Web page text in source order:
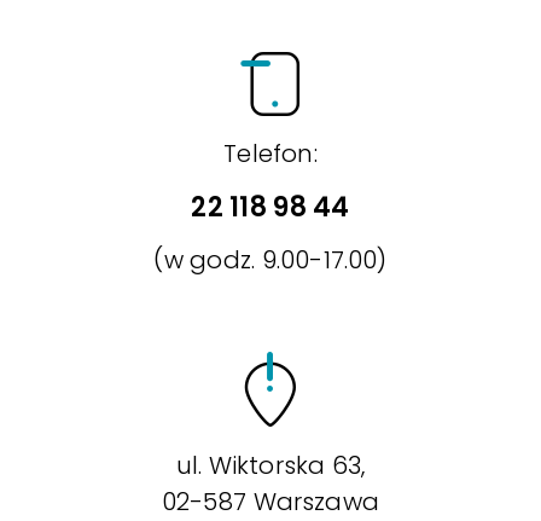
Telefon:
22 118 98 44
(w godz. 9.00-17.00)
ul. Wiktorska 63,
02-587 Warszawa